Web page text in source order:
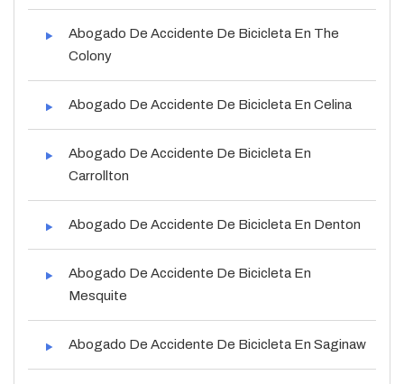
Abogado De Accidente De Bicicleta En The
Colony
Abogado De Accidente De Bicicleta En Celina
Abogado De Accidente De Bicicleta En
Carrollton
Abogado De Accidente De Bicicleta En Denton
Abogado De Accidente De Bicicleta En
Mesquite
Abogado De Accidente De Bicicleta En Saginaw